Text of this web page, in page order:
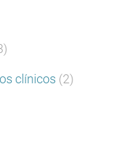
clínicos (2)